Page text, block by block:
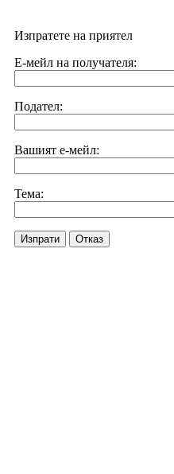
Изпратете на приятел
Е-мейл на получателя:
Подател:
Вашият е-мейл:
Тема:
Изпрати Отказ